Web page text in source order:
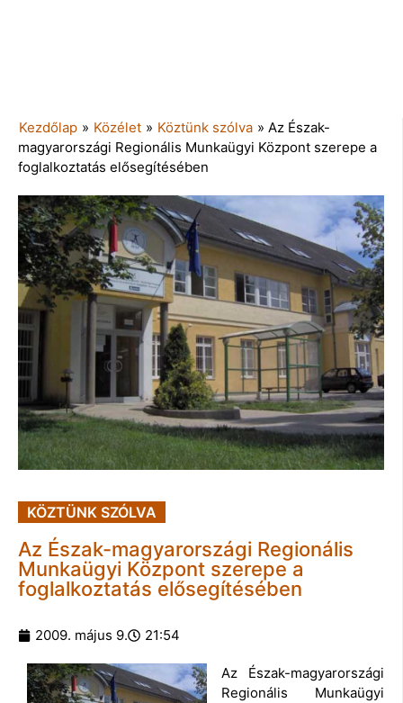
Kezdőlap » Közélet » Köztünk szólva » Az Észak-
magyarországi Regionális Munkaügyi Központ szerepe a
foglalkoztatás elősegítésében
KÖZTÜNK SZÓLVA
Az Észak-magyarországi Regionális
Munkaügyi Központ szerepe a
foglalkoztatás elősegítésében
2009. május 9. 21:54
Az Észak-magyarországi
Regionális Munkaügyi